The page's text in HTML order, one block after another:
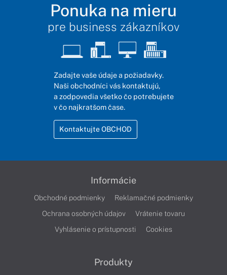
Ponuka na mieru
pre business zákazníkov
Zadajte vaše údaje a požiadavky.
Naši obchodníci vás kontaktujú,
a zodpovedia všetko čo potrebujete
v čo najkratšom čase.
Kontaktujte OBCHOD
Informácie
Obchodné podmienky
Reklamačné podmienky
Ochrana osobných údajov
Vrátenie tovaru
Vyhlásenie o prístupnosti
Cookies
Produkty